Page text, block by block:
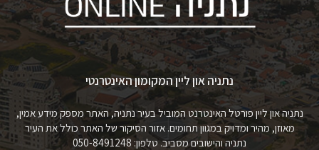
נתניה און ליין המקומון האינטרנטי
נתניה און ליין פורטל האינטרנט המוביל בעיר נתניה, האתר מספק מידע אמין,
מאוזן, מהיר ומדויק במגוון תחומים. אזור הסיקור של האתר כולל את העיר
נתניה והישובים מסביב. טלפון: 050-8491248